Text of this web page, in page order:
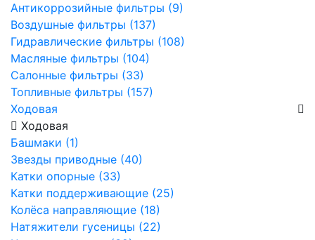
Антикоррозийные фильтры (9)
Воздушные фильтры (137)
Гидравлические фильтры (108)
Масляные фильтры (104)
Салонные фильтры (33)
Топливные фильтры (157)
Ходовая
Ходовая
Башмаки (1)
Звезды приводные (40)
Катки опорные (33)
Катки поддерживающие (25)
Колёса направляющие (18)
Натяжители гусеницы (22)